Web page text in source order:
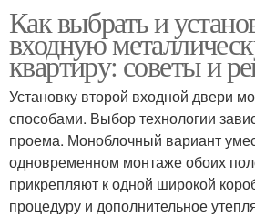
Как выбрать и
входную
квартиру: советы и
Установку второй входной двери
способами. Выбор технологии
проема. Моноблочный вариант
одновременном монтаже обоих
прикрепляют к одной широкой
процедуру и дополнительное